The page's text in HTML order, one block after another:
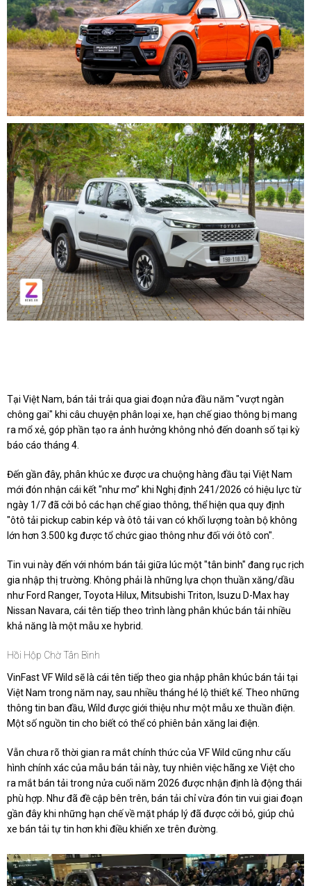
Tại Việt Nam, bán tải trải qua giai đoạn nửa đầu năm "vượt ngàn
chông gai" khi câu chuyện phân loại xe, hạn chế giao thông bị mang
ra mổ xẻ, góp phần tạo ra ảnh hưởng không nhỏ đến doanh số tại kỳ
báo cáo tháng 4.
Đến gần đây, phân khúc xe được ưa chuộng hàng đầu tại Việt Nam
mới đón nhận cái kết "như mơ" khi Nghị định 241/2026 có hiệu lực từ
ngày 1/7 đã cởi bỏ các hạn chế giao thông, thể hiện qua quy định
"ôtô tải pickup cabin kép và ôtô tải van có khối lượng toàn bộ không
lớn hơn 3.500 kg được tổ chức giao thông như đối với ôtô con".
Tin vui này đến với nhóm bán tải giữa lúc một "tân binh" đang rục rịch
gia nhập thị trường. Không phải là những lựa chọn thuần xăng/dầu
như Ford Ranger, Toyota Hilux, Mitsubishi Triton, Isuzu D-Max hay
Nissan Navara, cái tên tiếp theo trình làng phân khúc bán tải nhiều
khả năng là một mẫu xe hybrid.
Hồi Hộp Chờ Tân Binh
VinFast VF Wild sẽ là cái tên tiếp theo gia nhập phân khúc bán tải tại
Việt Nam trong năm nay, sau nhiều tháng hé lộ thiết kế. Theo những
thông tin ban đầu, Wild được giới thiệu như một mẫu xe thuần điện.
Một số nguồn tin cho biết có thể có phiên bản xăng lai điện.
Vẫn chưa rõ thời gian ra mắt chính thức của VF Wild cũng như cấu
hình chính xác của mẫu bán tải này, tuy nhiên việc hãng xe Việt cho
ra mắt bán tải trong nửa cuối năm 2026 được nhận định là động thái
phù hợp. Như đã đề cập bên trên, bán tải chỉ vừa đón tin vui giai đoạn
gần đây khi những hạn chế về mặt pháp lý đã được cởi bỏ, giúp chủ
xe bán tải tự tin hơn khi điều khiển xe trên đường.